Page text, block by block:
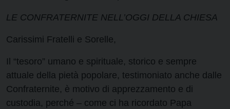
LE CONFRATERNITE NELL’OGGI DELLA CHIESA
Carissimi Fratelli e Sorelle,
Il “tesoro” umano e spirituale, storico e sempre
attuale della pietà popolare, testimoniato anche dalle
Confraternite, è motivo di apprezzamento e di
custodia, perché – come ci ha ricordato Papa